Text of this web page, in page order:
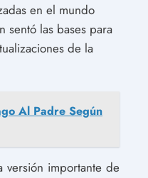
en el mundo
sentó las bases para
de la
Al Padre Según
versión importante de